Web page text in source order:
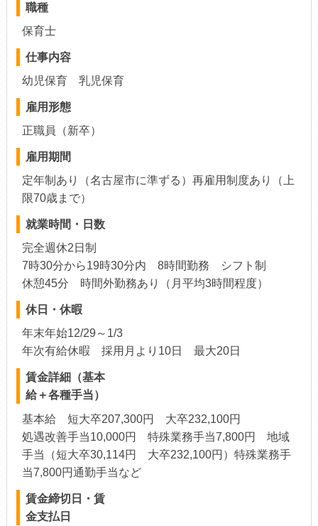
職種
保育士
仕事内容
幼児保育 乳児保育
雇用形態
正職員（新卒）
雇用期間
定年制あり（名古屋市に準ずる）再雇用制度あり（上
限70歳まで）
就業時間・日数
完全週休2日制
7時30分から19時30分内 8時間勤務 シフト制
休憩45分 時間外勤務あり（月平均3時間程度）
休日・休暇
年末年始12/29～1/3
年次有給休暇 採用月より10日 最大20日
賃金詳細（基本
給＋各種手当）
基本給 短大卒207,300円 大卒232,100円
処遇改善手当10,000円 特殊業務手当7,800円 地域
手当（短大卒30,114円 大卒232,100円）特殊業務手
当7,800円通勤手当など
賃金締切日・賃
金支払日